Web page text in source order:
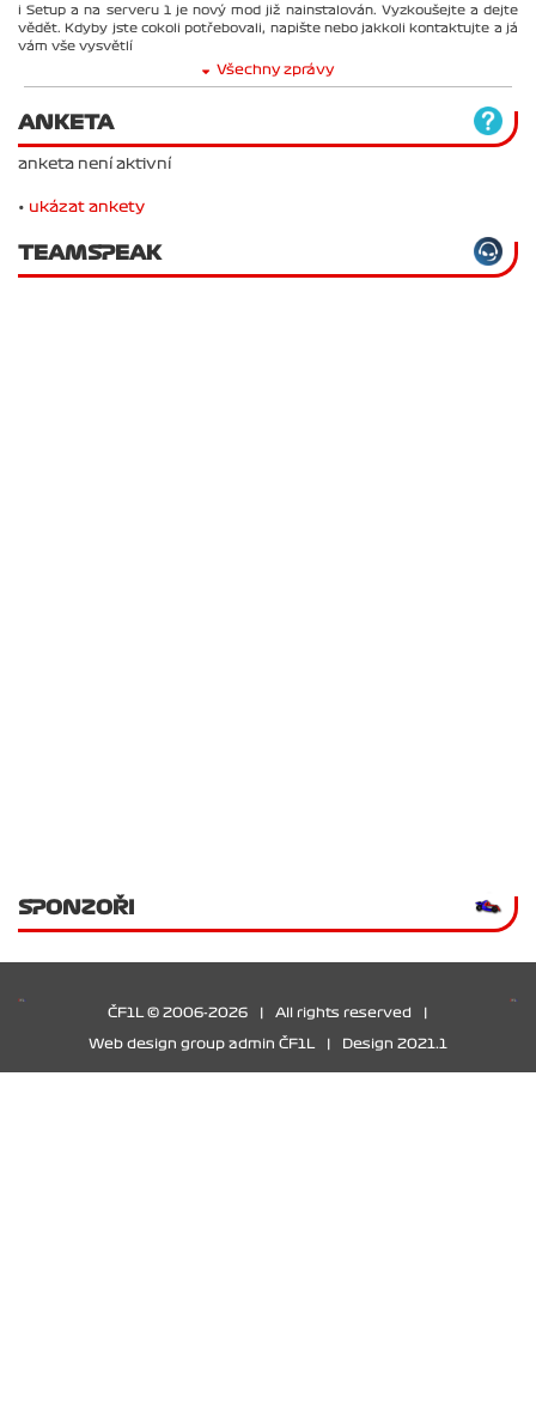
i Setup a na serveru 1 je nový mod již nainstalován. Vyzkoušejte a dejte
vědět. Kdyby jste cokoli potřebovali, napište nebo jakkoli kontaktujte a já
vám vše vysvětlí
Všechny zprávy
ANKETA
anketa není aktivní
• ukázat ankety
TEAMSPEAK
SPONZOŘI
ČF1L © 2006-2026 All rights reserved
Web design group admin ČF1L Design 2021.1